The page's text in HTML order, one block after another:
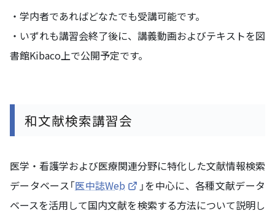
・学内者であればどなたでも受講可能です。
・いずれも講習会終了後に、講義動画およびテキストを図
書館Kibaco上で公開予定です。
和文献検索講習会
医学・看護学および医療関連分野に特化した文献情報検索
データベース「医中誌Web
」を中心に、各種文献データ
ベースを活用して国内文献を検索する方法について説明し